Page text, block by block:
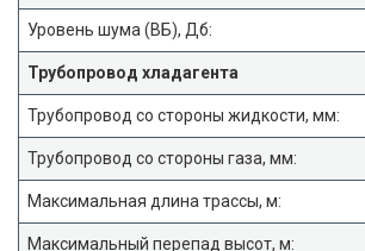
Уровень шума (ВБ), Дб:
Трубопровод хладагента
Трубопровод со стороны жидкости, мм:
Трубопровод со стороны газа, мм:
Максимальная длина трассы, м:
Максимальный перепад высот, м: